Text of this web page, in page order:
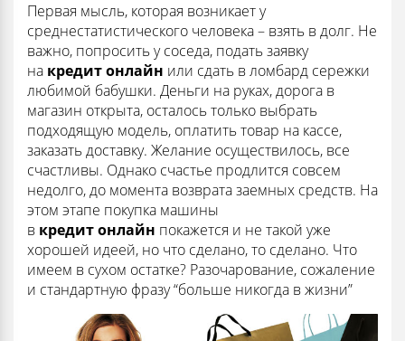
Первая мысль, которая возникает у
среднестатистического человека – взять в долг. Не
важно, попросить у соседа, подать заявку
на кредит онлайн или сдать в ломбард сережки
любимой бабушки. Деньги на руках, дорога в
магазин открыта, осталось только выбрать
подходящую модель, оплатить товар на кассе,
заказать доставку. Желание осуществилось, все
счастливы. Однако счастье продлится совсем
недолго, до момента возврата заемных средств. На
этом этапе покупка машины
в кредитонлайн покажется и не такой уже
хорошей идеей, но что сделано, то сделано. Что
имеем в сухом остатке? Разочарование, сожаление
и стандартную фразу “больше никогда в жизни”